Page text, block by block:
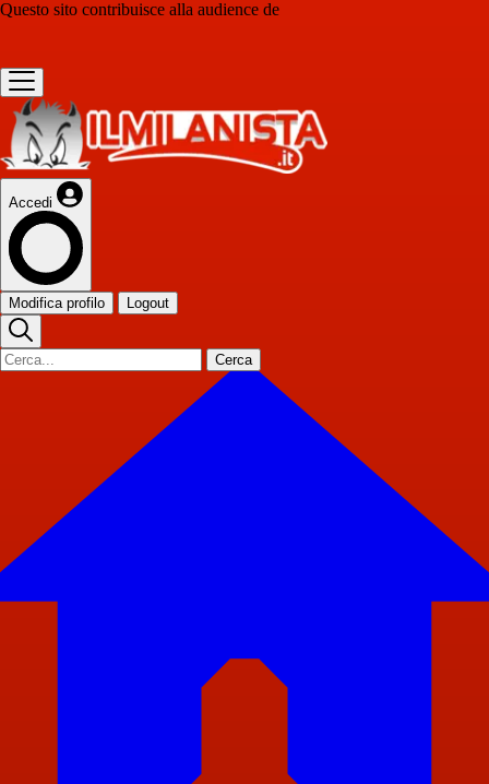
Questo sito contribuisce alla audience de
Accedi
Modifica profilo Logout
Cerca